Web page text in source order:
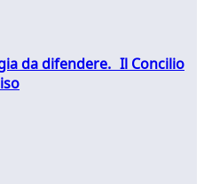
da difendere. Il Concilio